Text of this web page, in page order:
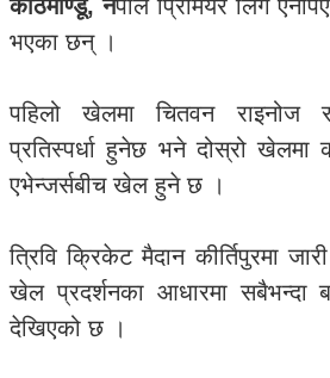
काठमाण्डू, नेपाल प्रिमियर लिग
भएका छन् ।
पहिलो खेलमा चितवन राइनोज
प्रतिस्पर्धा हुनेछ भने दोस्रो खेलमा
एभेन्जर्सबीच खेल हुने छ ।
त्रिवि क्रिकेट मैदान कीर्तिपुरमा
खेल प्रदर्शनका आधारमा सबैभन्दा
देखिएको छ ।